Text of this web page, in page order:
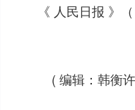
《 人民日报 》
( 编辑：韩衡